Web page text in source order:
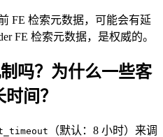
FE 检索元数据，可能会有延
FE 检索元数据，是权威的。
吗？为什么一些客
间？
（默认：8 小时）来调